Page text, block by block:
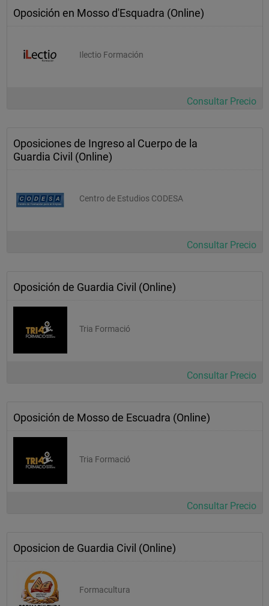
Oposición en Mosso d'Esquadra (Online)
Ilectio Formación
Consultar Precio
Oposiciones de Ingreso al Cuerpo de la
Guardia Civil (Online)
Centro de Estudios CODESA
Consultar Precio
Oposición de Guardia Civil (Online)
Tria Formació
Consultar Precio
Oposición de Mosso de Escuadra (Online)
Tria Formació
Consultar Precio
Oposicion de Guardia Civil (Online)
Formacultura